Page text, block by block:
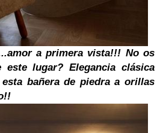
a primera vista!!! No os
este lugar? Elegancia clásica
bañera de piedra a orillas